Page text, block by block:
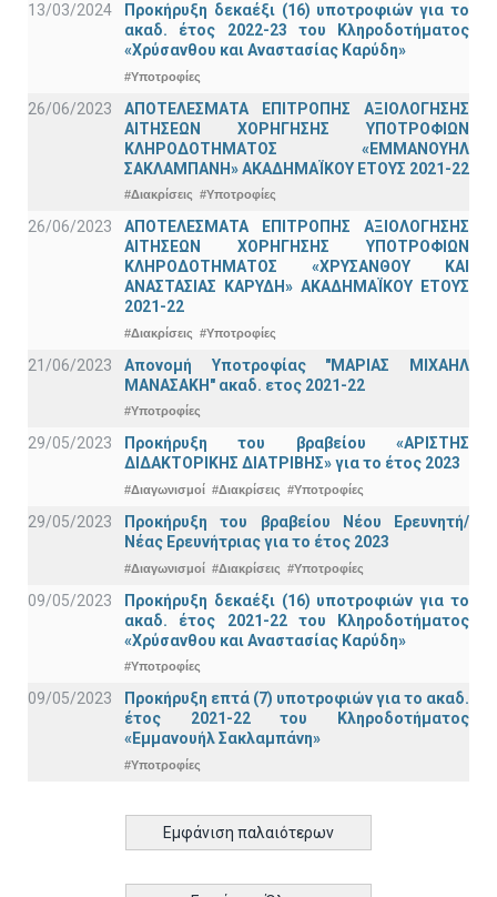
13/03/2024
Προκήρυξη δεκαέξι (16) υποτροφιών για το
ακαδ. έτος 2022-23 του Κληροδοτήματος
«Χρύσανθου και Αναστασίας Καρύδη»
#Υποτροφίες
26/06/2023
ΑΠΟΤΕΛΕΣΜΑΤΑ ΕΠΙΤΡΟΠΗΣ ΑΞΙΟΛΟΓΗΣΗΣ
ΑΙΤΗΣΕΩΝ ΧΟΡΗΓΗΣΗΣ ΥΠΟΤΡΟΦΙΩΝ
ΚΛΗΡΟΔΟΤΗΜΑΤΟΣ «ΕΜΜΑΝΟΥΗΛ
ΣΑΚΛΑΜΠΑΝΗ» ΑΚΑΔΗΜΑΪΚΟΥ ΕΤΟΥΣ 2021-22
#Διακρίσεις #Υποτροφίες
26/06/2023
ΑΠΟΤΕΛΕΣΜΑΤΑ ΕΠΙΤΡΟΠΗΣ ΑΞΙΟΛΟΓΗΣΗΣ
ΑΙΤΗΣΕΩΝ ΧΟΡΗΓΗΣΗΣ ΥΠΟΤΡΟΦΙΩΝ
ΚΛΗΡΟΔΟΤΗΜΑΤΟΣ «ΧΡΥΣΑΝΘΟΥ ΚΑΙ
ΑΝΑΣΤΑΣΙΑΣ ΚΑΡΥΔΗ» ΑΚΑΔΗΜΑΪΚΟΥ ΕΤΟΥΣ
2021-22
#Διακρίσεις #Υποτροφίες
21/06/2023
Απονομή Υποτροφίας "ΜΑΡΙΑΣ ΜΙΧΑΗΛ
ΜΑΝΑΣΑΚΗ" ακαδ. ετος 2021-22
#Υποτροφίες
29/05/2023
Προκήρυξη του βραβείου «ΑΡΙΣΤΗΣ
ΔΙΔΑΚΤΟΡΙΚΗΣ ΔΙΑΤΡΙΒΗΣ» για το έτος 2023
#Διαγωνισμοί #Διακρίσεις #Υποτροφίες
29/05/2023
Προκήρυξη του βραβείου Νέου Ερευνητή/
Νέας Ερευνήτριας για το έτος 2023
#Διαγωνισμοί #Διακρίσεις #Υποτροφίες
09/05/2023
Προκήρυξη δεκαέξι (16) υποτροφιών για το
ακαδ. έτος 2021-22 του Κληροδοτήματος
«Χρύσανθου και Αναστασίας Καρύδη»
#Υποτροφίες
09/05/2023
Προκήρυξη επτά (7) υποτροφιών για το ακαδ.
έτος 2021-22 του Κληροδοτήματος
«Εμμανουήλ Σακλαμπάνη»
#Υποτροφίες
Εμφάνιση παλαιότερων